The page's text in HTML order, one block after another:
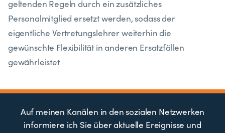
geltenden Regeln durch ein zusätzliches
Personalmitglied ersetzt werden, sodass der
eigentliche Vertretungslehrer weiterhin die
gewünschte Flexibilität in anderen Ersatzfällen
gewährleistet
Auf meinen Kanälen in den sozialen Netzwerken
informiere ich Sie über aktuelle Ereignisse und